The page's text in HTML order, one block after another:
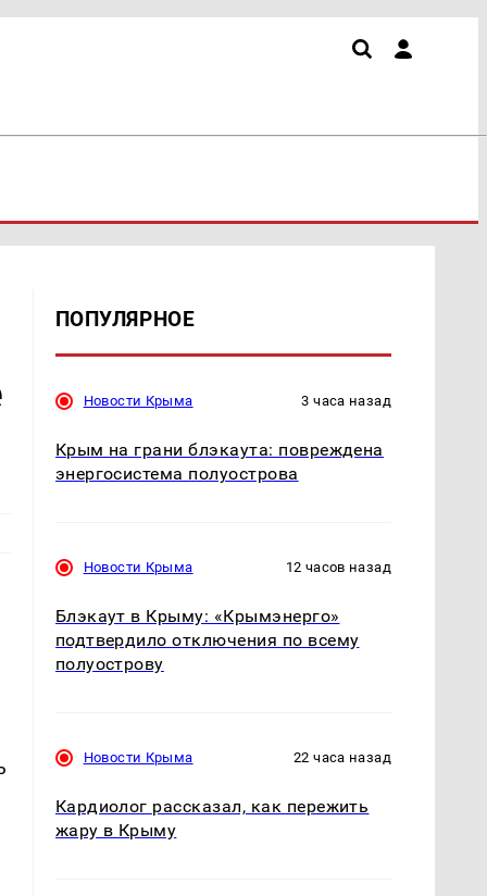
ПОПУЛЯРНОЕ
Новости Крыма 3 часа назад
Крым на грани блэкаута: повреждена
энергосистема полуострова
Новости Крыма 12 часов назад
Блэкаут в Крыму: «Крымэнерго»
подтвердило отключения по всему
полуострову
Новости Крыма 22 часа назад
Кардиолог рассказал, как пережить
жару в Крыму